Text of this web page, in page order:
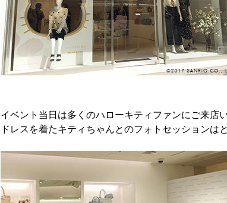
イベント当日は多くのハローキティファンにご来店
ドレスを着たキティちゃんとのフォトセッションは